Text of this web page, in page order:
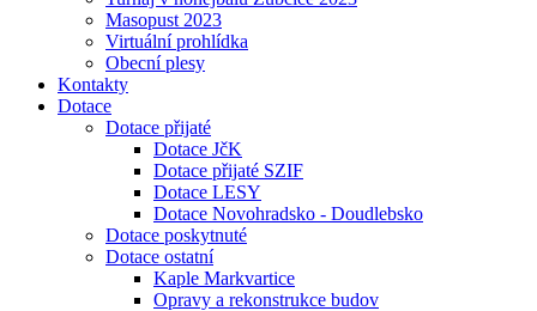
Masopust 2023
Virtuální prohlídka
Obecní plesy
Kontakty
Dotace
Dotace přijaté
Dotace JčK
Dotace přijaté SZIF
Dotace LESY
Dotace Novohradsko - Doudlebsko
Dotace poskytnuté
Dotace ostatní
Kaple Markvartice
Opravy a rekonstrukce budov